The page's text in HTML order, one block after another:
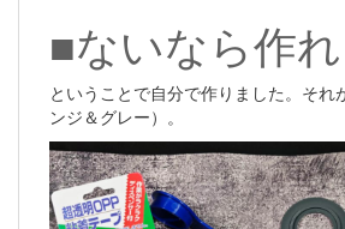
■ないなら作れ
ということで自分で作りました。それ
ンジ＆グレー）。